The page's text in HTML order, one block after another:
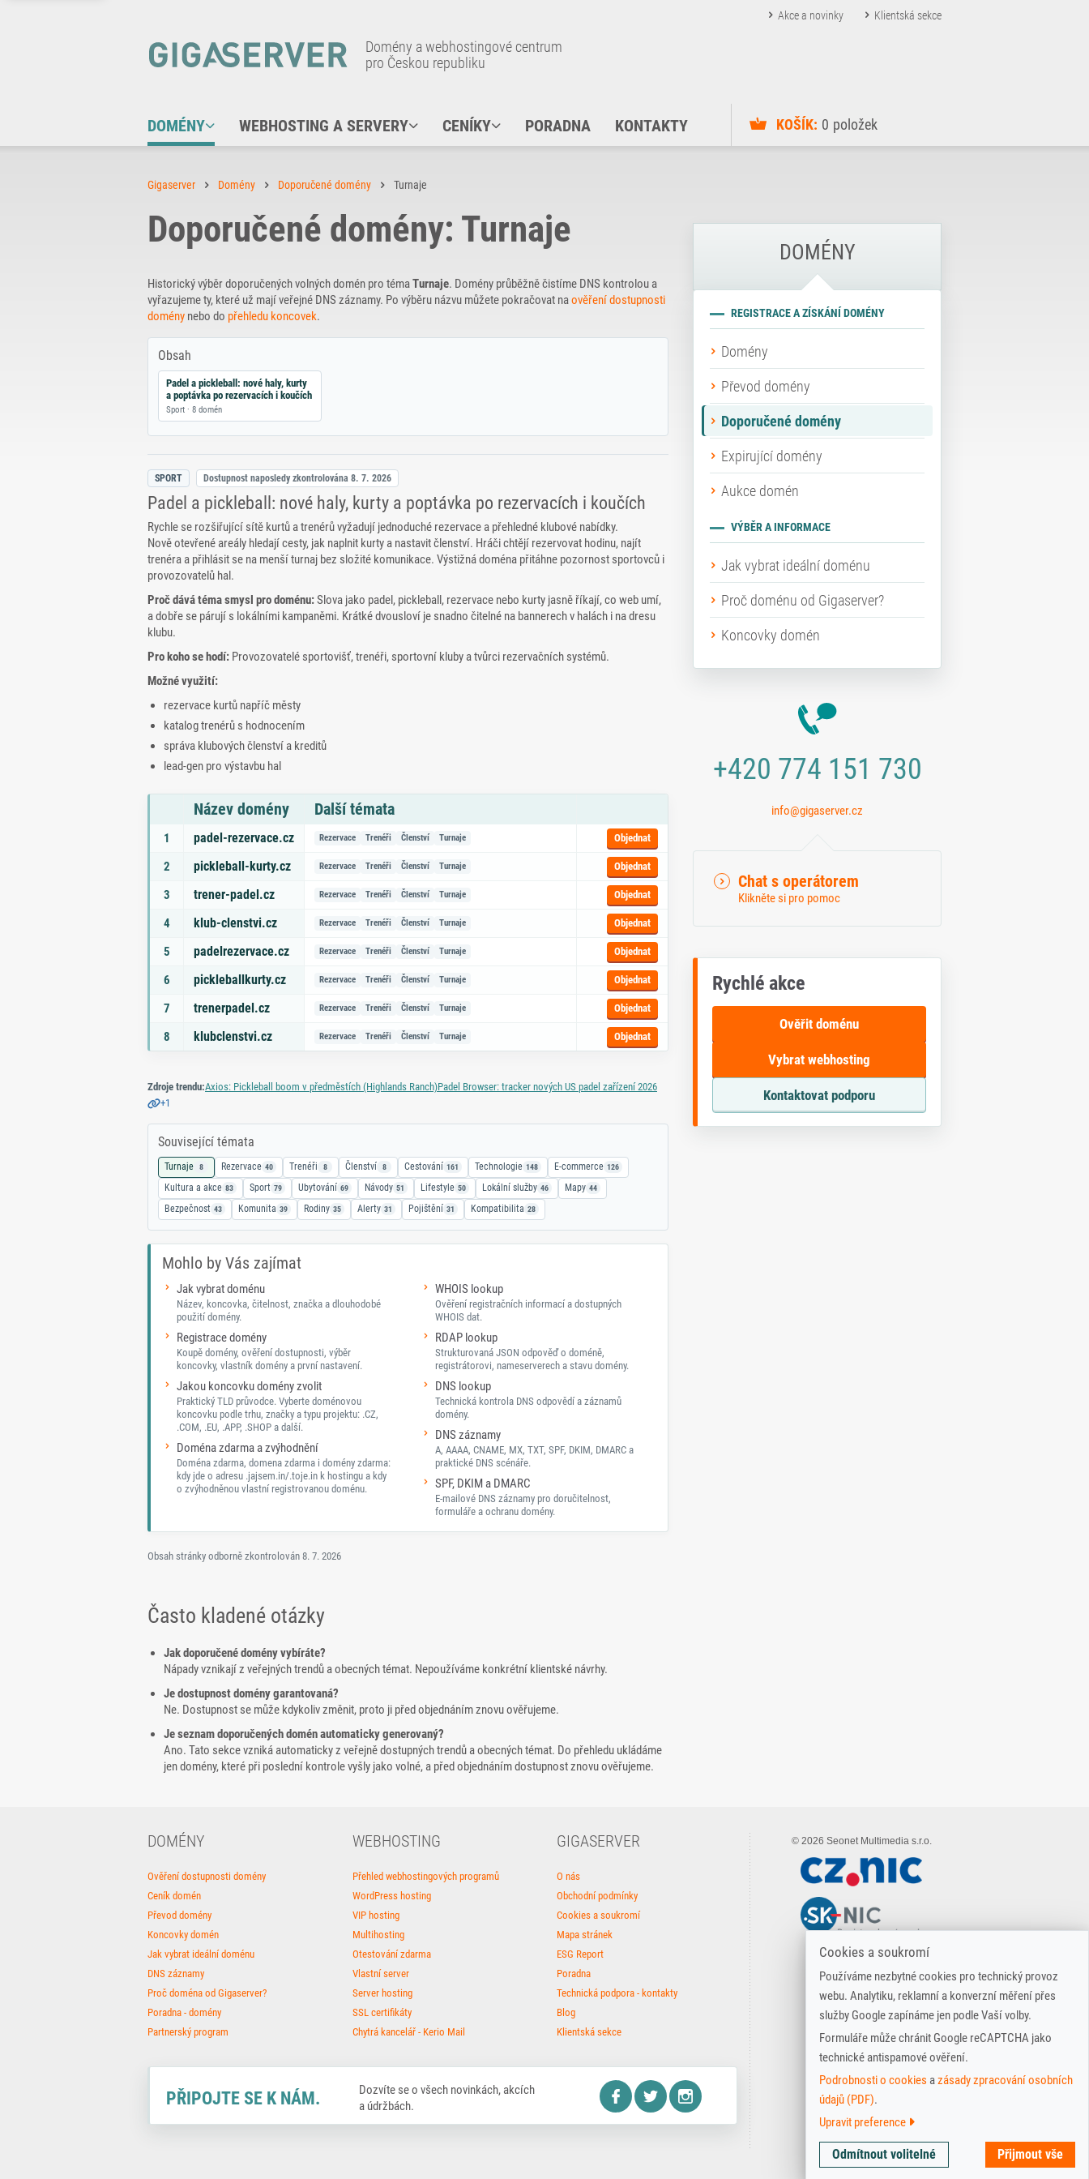
Domény a webhostingové centrum
pro Českou republiku
DOMÉNY WEBHOSTING A SERVERY CENÍKY PORADNA KONTAKTY KOŠÍK: 0 položek
Akce a novinky Klientská sekce
Gigaserver Domény Doporučené domény Turnaje
Doporučené domény: Turnaje
Historický výběr doporučených volných domén pro témaTurnaje. Domény průběžně čistíme DNS kontrolou a
vyřazujeme ty, které už mají veřejné DNS záznamy. Po výběru názvu můžete pokračovat naověření dostupnosti
domény nebo do přehledu koncovek.
Obsah
Padel a pickleball: nové haly, kurty
a poptávka po rezervacích i koučích
Sport · 8 domén
SPORT Dostupnost naposledy zkontrolována 8. 7. 2026
Padel a pickleball: nové haly, kurty a poptávka po rezervacích i koučích
Rychle se rozšiřující sítě kurtů a trenérů vyžadují jednoduché rezervace a přehledné klubové nabídky.
Nově otevřené areály hledají cesty, jak naplnit kurty a nastavit členství. Hráči chtějí rezervovat hodinu, najít
trenéra a přihlásit se na menší turnaj bez složité komunikace. Výstižná doména přitáhne pozornost sportovců i
provozovatelů hal.
Proč dává téma smysl pro doménu:Slova jako padel, pickleball, rezervace nebo kurty jasně říkají, co web umí,
a dobře se párují s lokálními kampaněmi. Krátké dvousloví je snadno čitelné na bannerech v halách i na dresu
klubu.
Pro koho se hodí: Provozovatelé sportovišť, trenéři, sportovní kluby a tvůrci rezervačních systémů.
Možné využití:
rezervace kurtů napříč městy
katalog trenérů s hodnocením
správa klubových členství a kreditů
lead‑gen pro výstavbu hal
Seznam doporučených domén s tématy a odkazem na objednávku
Název domény Další témata
1 padel-rezervace.cz Rezervace Trenéři Členství Turnaje Objednat
2 pickleball-kurty.cz Rezervace Trenéři Členství Turnaje Objednat
3 trener-padel.cz Rezervace Trenéři Členství Turnaje Objednat
4 klub-clenstvi.cz Rezervace Trenéři Členství Turnaje Objednat
5 padelrezervace.cz Rezervace Trenéři Členství Turnaje Objednat
6 pickleballkurty.cz Rezervace Trenéři Členství Turnaje Objednat
7 trenerpadel.cz Rezervace Trenéři Členství Turnaje Objednat
8 klubclenstvi.cz Rezervace Trenéři Členství Turnaje Objednat
Zdroje trendu:Axios: Pickleball boom v předměstích (Highlands Ranch)Padel Browser: tracker nových US padel zařízení 2026
+1
Související témata
Turnaje 8 Rezervace 40 Trenéři 8 Členství 8 Cestování 161 Technologie 148 E-commerce 126
Kultura a akce 83 Sport 79 Ubytování 69 Návody 51 Lifestyle 50 Lokální služby 46 Mapy 44
Bezpečnost 43 Komunita 39 Rodiny 35 Alerty 31 Pojištění 31 Kompatibilita 28
Mohlo by Vás zajímat
Jak vybrat doménu
Název, koncovka, čitelnost, značka a dlouhodobé
použití domény.
Registrace domény
Koupě domény, ověření dostupnosti, výběr
koncovky, vlastník domény a první nastavení.
Jakou koncovku domény zvolit
Praktický TLD průvodce. Vyberte doménovou
koncovku podle trhu, značky a typu projektu: .CZ,
.COM, .EU, .APP, .SHOP a další.
Doména zdarma a zvýhodnění
Doména zdarma, domena zdarma i domény zdarma:
kdy jde o adresu .jajsem.in/.toje.in k hostingu a kdy
o zvýhodněnou vlastní registrovanou doménu.
WHOIS lookup
Ověření registračních informací a dostupných
WHOIS dat.
RDAP lookup
Strukturovaná JSON odpověď o doméně,
registrátorovi, nameserverech a stavu domény.
DNS lookup
Technická kontrola DNS odpovědí a záznamů
domény.
DNS záznamy
A, AAAA, CNAME, MX, TXT, SPF, DKIM, DMARC a
praktické DNS scénáře.
SPF, DKIM a DMARC
E-mailové DNS záznamy pro doručitelnost,
formuláře a ochranu domény.
Obsah stránky odborně zkontrolován 8. 7. 2026
DOMÉNY
REGISTRACE A ZÍSKÁNÍ DOMÉNY
Domény
Převod domény
Doporučené domény
Expirující domény
Aukce domén
VÝBĚR A INFORMACE
Jak vybrat ideální doménu
Proč doménu od Gigaserver?
Koncovky domén
+420 774 151 730
info@gigaserver.cz
Chat s operátorem
Klikněte si pro pomoc
Rychlé akce
Ověřit doménu
Vybrat webhosting
Kontaktovat podporu
Často kladené otázky
Jak doporučené domény vybíráte?
Nápady vznikají z veřejných trendů a obecných témat. Nepoužíváme konkrétní klientské návrhy.
Je dostupnost domény garantovaná?
Ne. Dostupnost se může kdykoliv změnit, proto ji před objednáním znovu ověřujeme.
Je seznam doporučených domén automaticky generovaný?
Ano. Tato sekce vzniká automaticky z veřejně dostupných trendů a obecných témat. Do přehledu ukládáme
jen domény, které při poslední kontrole vyšly jako volné, a před objednáním dostupnost znovu ověřujeme.
Cookies a soukromí
Používáme nezbytné cookies pro technický provoz
webu. Analytiku, reklamní a konverzní měření přes
služby Google zapínáme jen podle Vaší volby.
Formuláře může chránit Google reCAPTCHA jako
technické antispamové ověření.
Podrobnosti o cookies azásady zpracování osobních
údajů (PDF).
Upravit preference
Technické
cookies
Nutné pro základní fungování webu,
bezpečnost a odeslání formulářů.
Odmítnout volitelné Přijmout vše
DOMÉNY
Ověření dostupnosti domény
Ceník domén
Převod domény
Koncovky domén
Jak vybrat ideální doménu
DNS záznamy
Proč doména od Gigaserver?
Poradna - domény
Partnerský program
WEBHOSTING
Přehled webhostingových programů
WordPress hosting
VIP hosting
Multihosting
Otestování zdarma
Vlastní server
Server hosting
SSL certifikáty
Chytrá kancelář - Kerio Mail
GIGASERVER
O nás
Obchodní podmínky
Cookies a soukromí
Mapa stránek
ESG Report
Poradna
Technická podpora - kontakty
Blog
Klientská sekce
PŘIPOJTE SE K NÁM.
Dozvíte se o všech novinkách, akcích
a údržbách.
Instagram
© 2026 Seonet Multimedia s.r.o.